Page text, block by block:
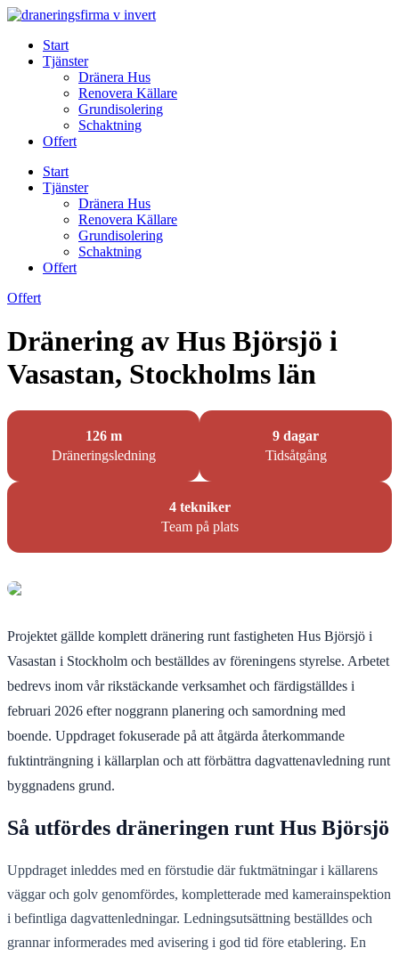
Skip
contentStart
Tjänster
Dränera Hus
Renovera Källare
Grundisolering
Schaktning
Offert
Start
Tjänster
Dränera Hus
Renovera Källare
Grundisolering
Schaktning
Offert
Offert
Dränering av Hus Björsjö i
Vasastan, Stockholms län
126 m
Dräneringsledning
9 dagar
Tidsåtgång
4 tekniker
Team på plats
Projektet gällde komplett dränering runt fastigheten Hus Björsjö i
Vasastan i Stockholm och beställdes av föreningens styrelse. Arbetet
bedrevs inom vår rikstäckande verksamhet och färdigställdes i
februari 2026 efter noggrann planering och samordning med
boende. Uppdraget fokuserade på att åtgärda återkommande
fuktinträngning i källarplan och att förbättra dagvattenavledning runt
byggnadens grund.
Så utfördes dräneringen runt Hus Björsjö
Uppdraget inleddes med en förstudie där fuktmätningar i källarens
väggar och golv genomfördes, kompletterade med kamerainspektion
i befintliga dagvattenledningar. Ledningsutsättning beställdes och
grannar informerades med avisering i god tid före etablering. En